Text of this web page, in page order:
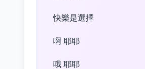
快樂是選擇
啊 耶耶
哦 耶耶